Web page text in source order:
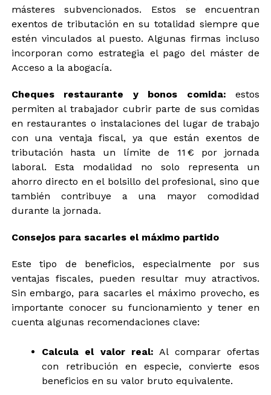
másteres subvencionados. Estos se encuentran
exentos de tributación en su totalidad siempre que
estén vinculados al puesto. Algunas firmas incluso
incorporan como estrategia el pago del máster de
Acceso a la abogacía.
Cheques restaurante y bonos comida: estos
permiten al trabajador cubrir parte de sus comidas
en restaurantes o instalaciones del lugar de trabajo
con una ventaja fiscal, ya que están exentos de
tributación hasta un límite de 11 € por jornada
laboral. Esta modalidad no solo representa un
ahorro directo en el bolsillo del profesional, sino que
también contribuye a una mayor comodidad
durante la jornada.
Consejos para sacarles el máximo partido
Este tipo de beneficios, especialmente por sus
ventajas fiscales, pueden resultar muy atractivos.
Sin embargo, para sacarles el máximo provecho, es
importante conocer su funcionamiento y tener en
cuenta algunas recomendaciones clave:
Calcula el valor real: Al comparar ofertas
con retribución en especie, convierte esos
beneficios en su valor bruto equivalente.